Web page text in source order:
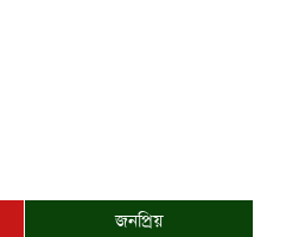
জনপ্রিয়